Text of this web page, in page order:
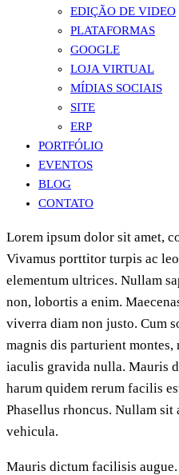
EDIÇÃO DE VIDEO
PLATAFORMAS
GOOGLE
LOJA VIRTUAL
MÍDIAS SOCIAIS
SITE
ERP
PORTFÓLIO
EVENTOS
BLOG
CONTATO
Lorem ipsum dolor sit amet,
Vivamus porttitor turpis ac
elementum ultrices. Nullam
non, lobortis a enim.
viverra diam non justo. Cum
magnis dis parturient
iaculis gravida nulla. Mauris
harum quidem rerum facilis
Phasellus rhoncus. Nullam sit
vehicula.
Mauris dictum facilisis augue.